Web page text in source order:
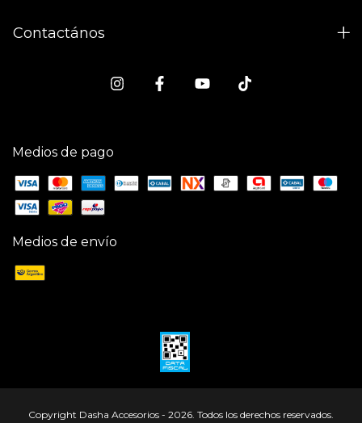
Contactános
Medios de pago
Medios de envío
Copyright Dasha Accesorios - 2026. Todos los derechos reservados.